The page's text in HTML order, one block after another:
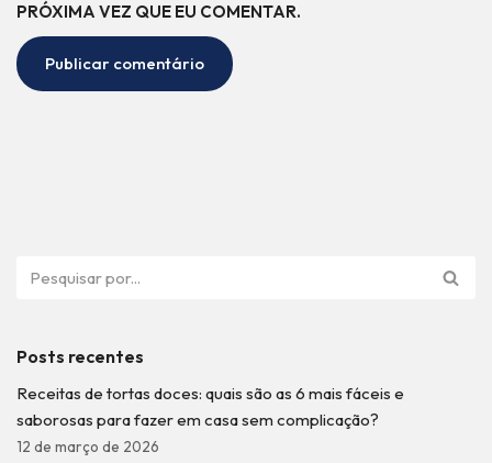
PRÓXIMA VEZ QUE EU COMENTAR.
Posts recentes
Receitas de tortas doces: quais são as 6 mais fáceis e
saborosas para fazer em casa sem complicação?
12 de março de 2026